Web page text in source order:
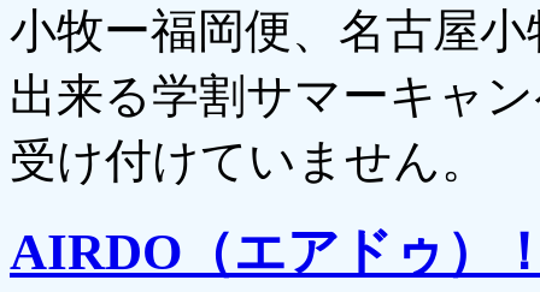
小牧ー福岡便、名古屋
出来る学割サマーキャ
受け付けていません。
AIRDO（エアドゥ）